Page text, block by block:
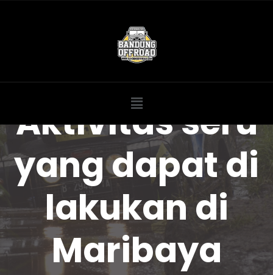
Aktivitas seru
yang dapat di
lakukan di
Maribaya